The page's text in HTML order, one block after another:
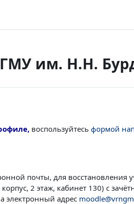
им. Н.Н.
воспользуйтесьформой
почты, для восстановления
2 этаж, кабинет 130) с
электронный адрес